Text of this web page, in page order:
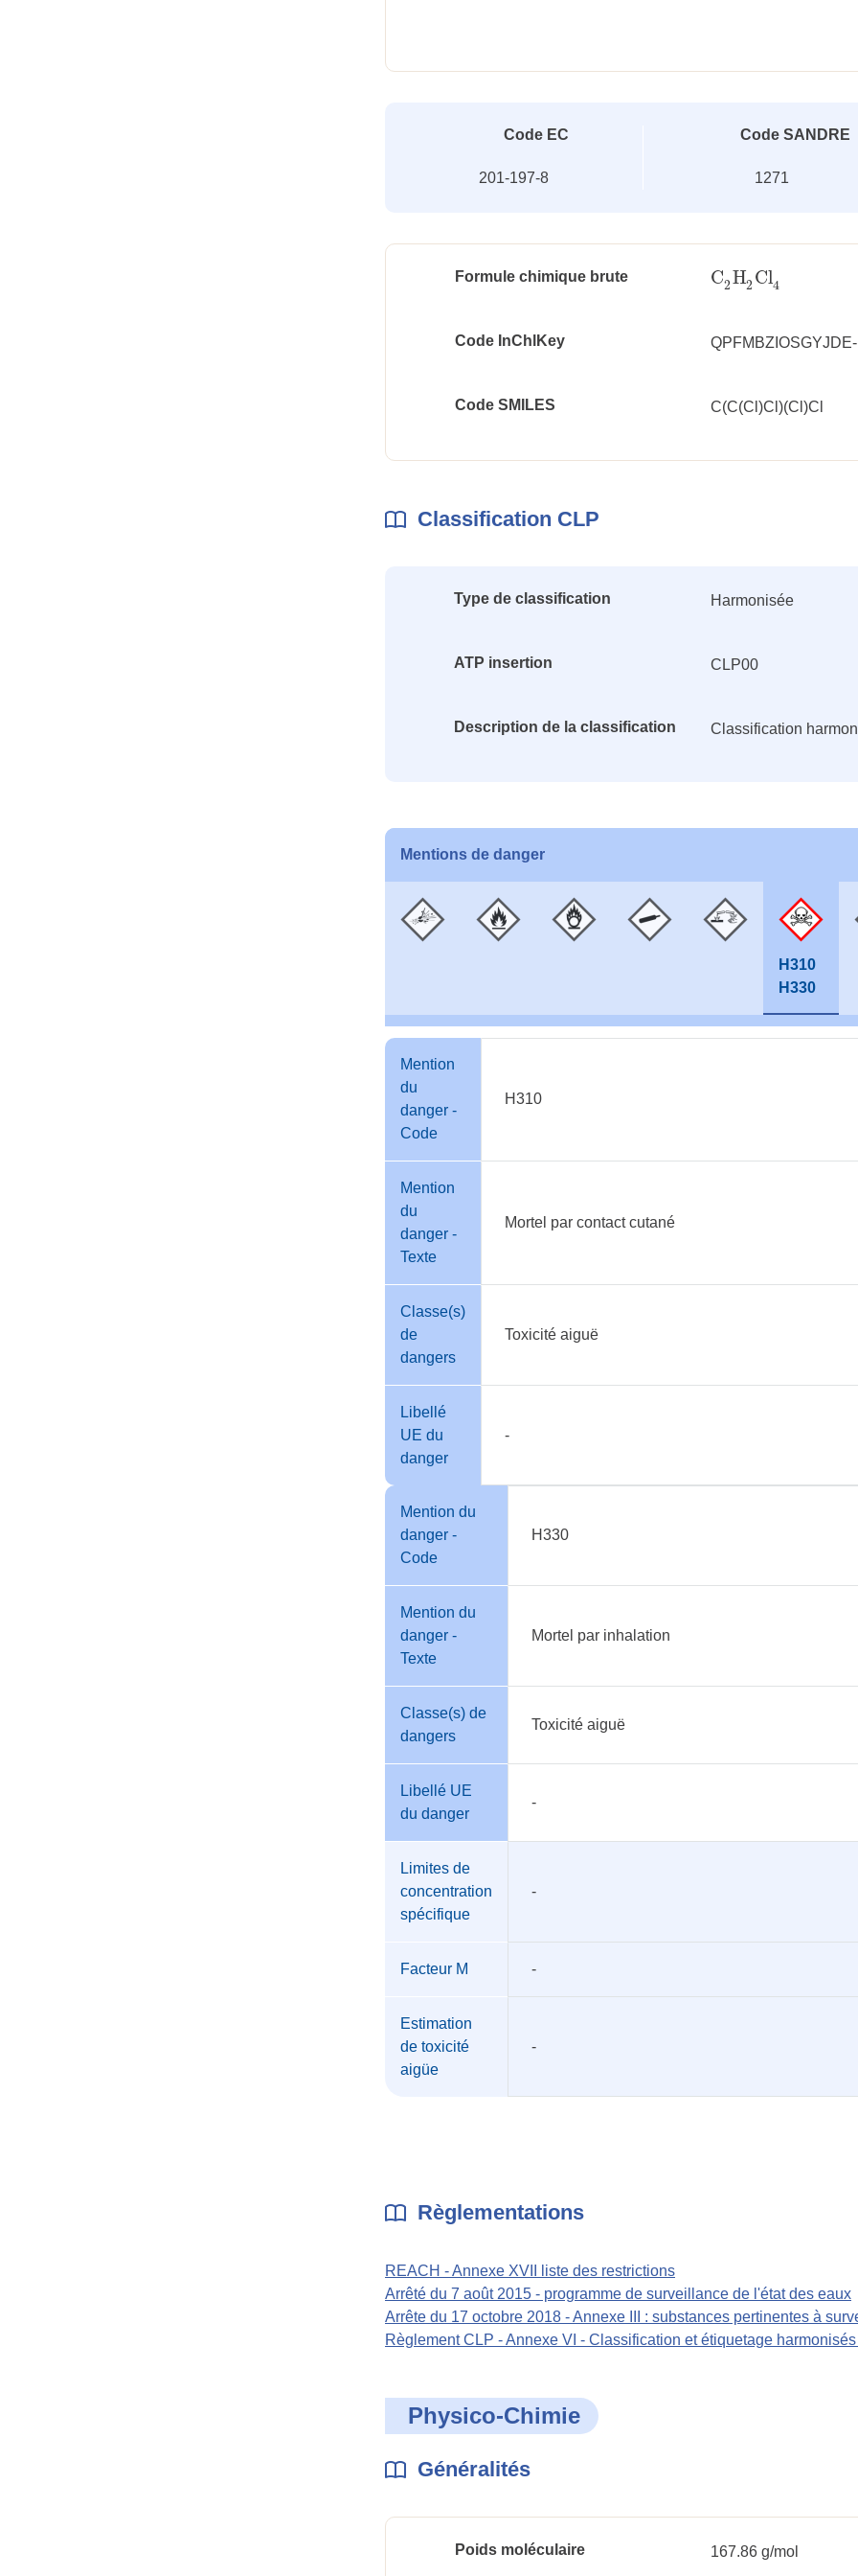
Code EC
201-197-8
Code SANDRE
1271
Formule chimique brute C2H2 Cl4
C2H2Cl4
Code InChlKey
Code SMILES C(C(Cl)Cl)(Cl)Cl
Classification CLP
Type de classification Harmonisée
ATP insertion CLP00
Description de la classification Classification
Mentions de danger
H310
H330
Mention
du
danger -
Code
H310
Mention
du
danger -
Texte
Mortel par contact cutané
Classe(s)
de
dangers
Toxicité aiguë
Libellé
UE du
danger
-
Mention du
danger -
Code
H330
Mention du
danger -
Texte
Mortel par inhalation
Classe(s) de
dangers
Toxicité aiguë
Libellé UE
du danger
-
Limites de
concentration
spécifique
-
Facteur M -
Estimation
de toxicité
aigüe
-
Règlementations
REACH - Annexe XVII liste des restrictions
Arrêté du 7 août 2015 - programme de surveillance de l'état des eaux
Arrête du 17 octobre 2018 - Annexe III : substances pertinentes à
Règlement CLP - Annexe VI - Classification et étiquetage
Physico-Chimie
Généralités
Poids moléculaire 167.86 g/mol